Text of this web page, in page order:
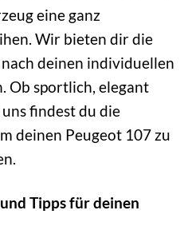
eine ganz
Wir bieten dir die
deinen individuellen
Ob sportlich, elegant
findest du die
deinen Peugeot 107 zu
Tipps für deinen